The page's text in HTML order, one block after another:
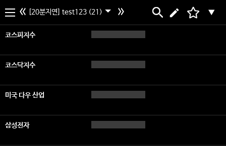
[20분지연] test123 (21) ▼
코스피지수
코스닥지수
미국 다우 산업
삼성전자